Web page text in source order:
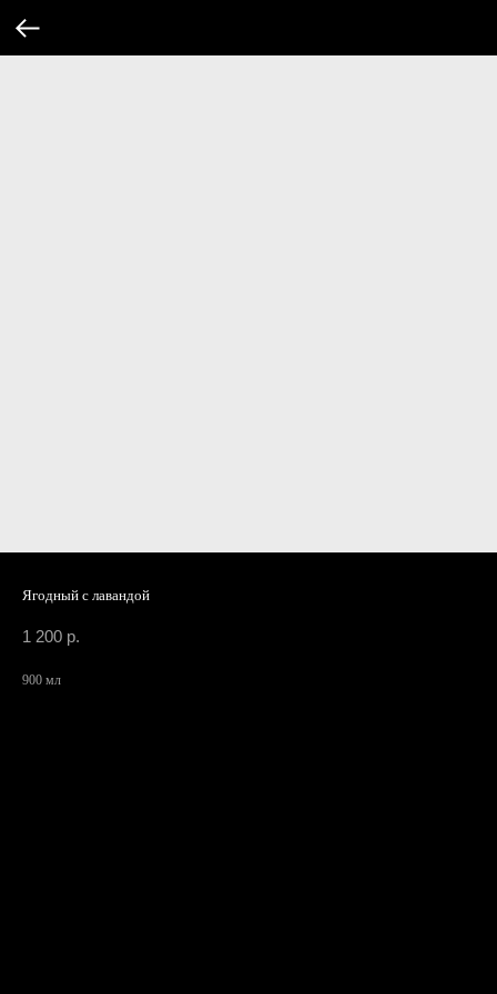
Ягодный с лавандой
1 200 р.
900 мл